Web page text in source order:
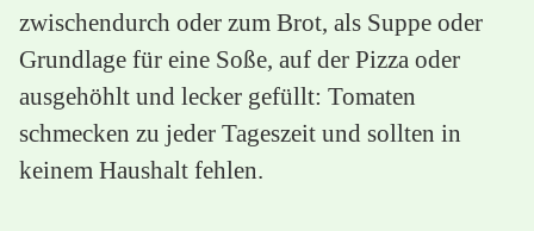
zwischendurch oder zum Brot, als Suppe oder
Grundlage für eine Soße, auf der Pizza oder
ausgehöhlt und lecker gefüllt: Tomaten
schmecken zu jeder Tageszeit und sollten in
keinem Haushalt fehlen.